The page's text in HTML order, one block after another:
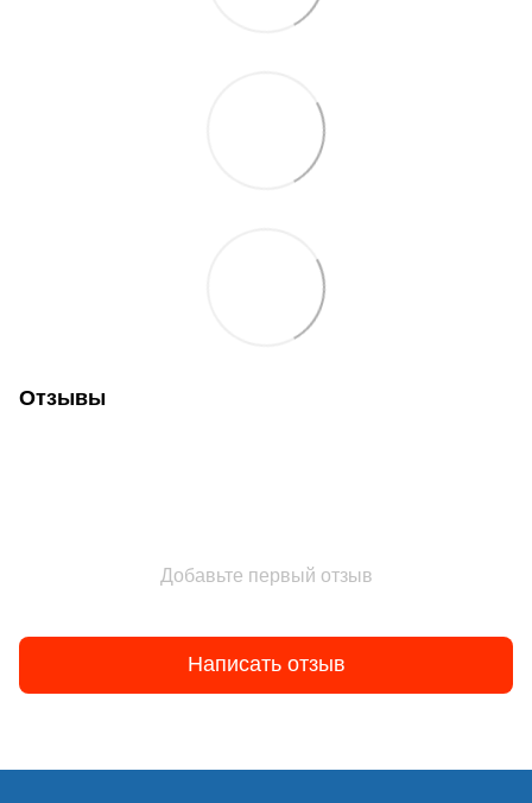
Отзывы
Добавьте первый отзыв
Написать отзыв